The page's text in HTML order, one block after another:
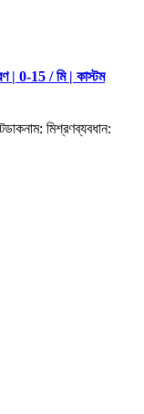
| 0-15 / মি | কাস্টম
মিশ্রণব্যবধান: